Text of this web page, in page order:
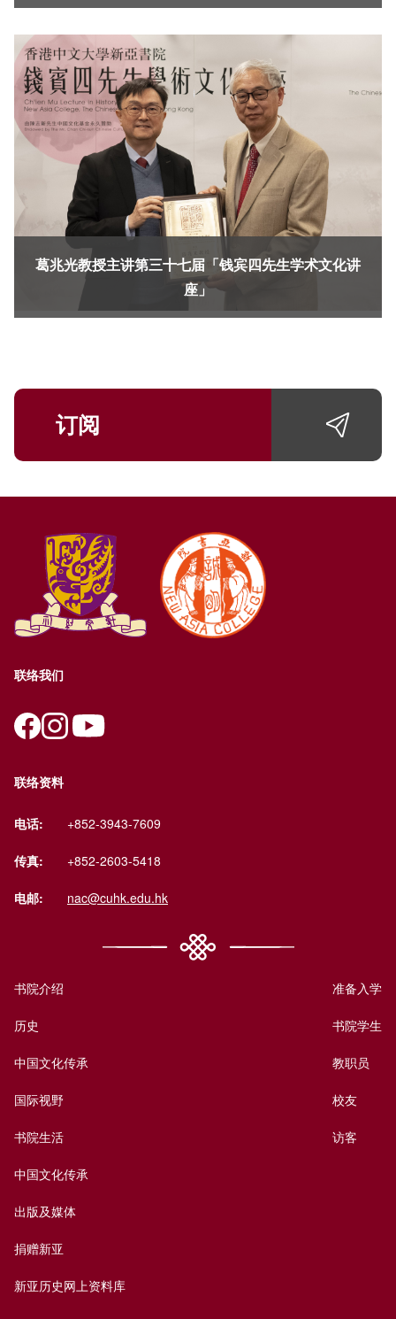
葛兆光教授主讲第三十七届「钱宾四先生学术文化讲
座」
订阅
联络我们
联络资料
电话: +852-3943-7609
传真: +852-2603-5418
电邮: nac@cuhk.edu.hk
书院介绍
历史
中国文化传承
国际视野
书院生活
中国文化传承
出版及媒体
捐赠新亚
新亚历史网上资料库
准备入学
书院学生
教职员
校友
访客